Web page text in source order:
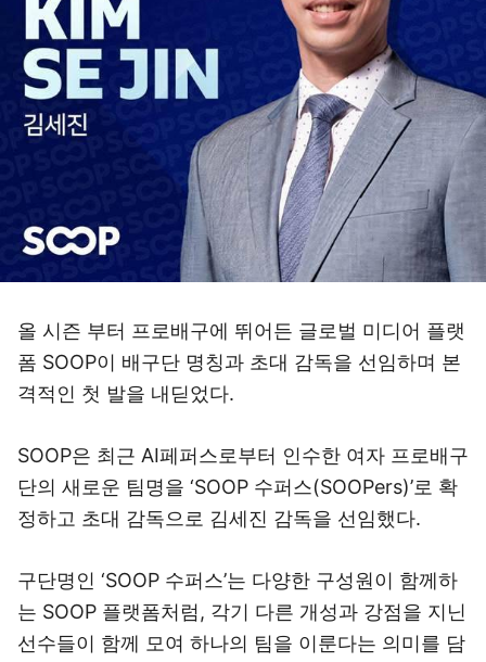
올 시즌 부터 프로배구에 뛰어든 글로벌 미디어 플랫
폼 SOOP이 배구단 명칭과 초대 감독을 선임하며 본
격적인 첫 발을 내딛었다.
SOOP은 최근 AI페퍼스로부터 인수한 여자 프로배구
단의 새로운 팀명을 ‘SOOP 수퍼스(SOOPers)’로 확
정하고 초대 감독으로 김세진 감독을 선임했다.
구단명인 ‘SOOP 수퍼스’는 다양한 구성원이 함께하
는 SOOP 플랫폼처럼, 각기 다른 개성과 강점을 지닌
선수들이 함께 모여 하나의 팀을 이룬다는 의미를 담